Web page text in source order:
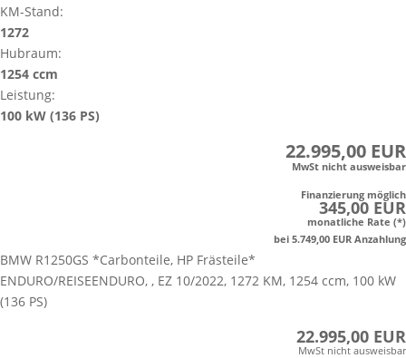
KM-Stand:
1272
Hubraum:
1254 ccm
Leistung:
100 kW (136 PS)
22.995,00 EUR
MwSt nicht ausweisbar
Finanzierung möglich
345,00 EUR
monatliche Rate (*)
bei 5.749,00 EUR Anzahlung
BMW R1250GS *Carbonteile, HP Frästeile*
ENDURO/REISEENDURO, , EZ 10/2022, 1272 KM, 1254 ccm, 100 kW
(136 PS)
22.995,00 EUR
MwSt nicht ausweisbar